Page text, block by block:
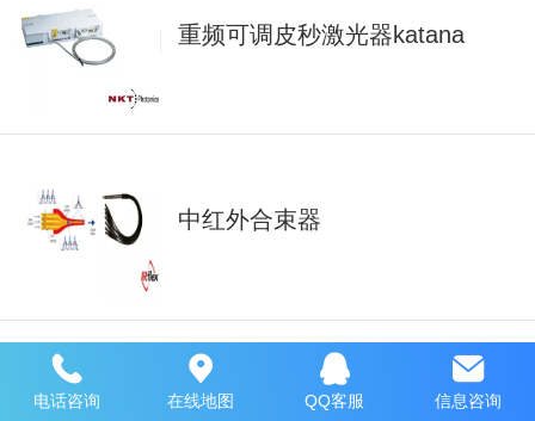
重频可调皮秒激光器katana
中红外合束器
直列式偏振控制器
电话咨询 在线地图 QQ客服 信息咨询